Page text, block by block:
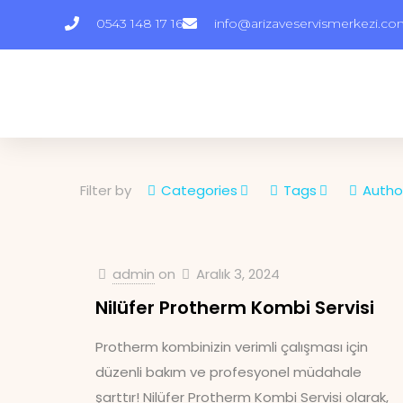
0543 148 17 16
Filter by Categories Tags
admin on Aralık 3, 2024
Nilüfer Protherm Kombi Servisi
Protherm kombinizin verimli çalışması için
düzenli bakım ve profesyonel müdahale
şarttır! Nilüfer Protherm Kombi Servisi olarak,